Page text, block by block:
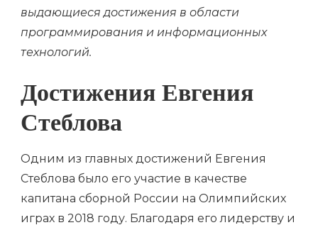
выдающиеся достижения в области
программирования и информационных
технологий.
Достижения Евгения
Стеблова
Одним из главных достижений Евгения
Стеблова было его участие в качестве
капитана сборной России на Олимпийских
играх в 2018 году. Благодаря его лидерству и